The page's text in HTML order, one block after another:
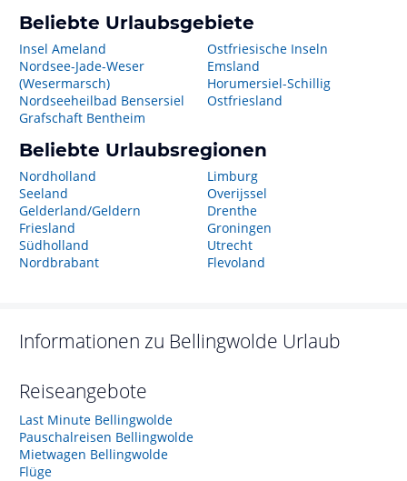
Beliebte Urlaubsgebiete
Insel Ameland
Nordsee-Jade-Weser
(Wesermarsch)
Nordseeheilbad Bensersiel
Grafschaft Bentheim
Ostfriesische Inseln
Emsland
Horumersiel-Schillig
Ostfriesland
Beliebte Urlaubsregionen
Nordholland
Seeland
Gelderland/Geldern
Friesland
Südholland
Nordbrabant
Limburg
Overijssel
Drenthe
Groningen
Utrecht
Flevoland
Informationen zu Bellingwolde Urlaub
Reiseangebote
Last Minute Bellingwolde
Pauschalreisen Bellingwolde
Mietwagen Bellingwolde
Flüge